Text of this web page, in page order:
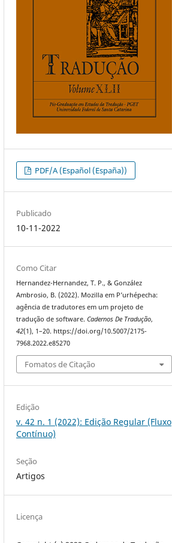
PDF/A (Español (España))
Publicado
10-11-2022
Como Citar
Hernandez-Hernandez, T. P., & González
Ambrosio, B. (2022). Mozilla em P’urhépecha:
agência de tradutores em um projeto de
tradução de software.Cadernos De Tradução,
42(1), 1–20. https://doi.org/10.5007/2175-
7968.2022.e85270
Fomatos de Citação
Edição
v. 42 n. 1 (2022): Edição Regular (Fluxo
Contínuo)
Seção
Artigos
Licença